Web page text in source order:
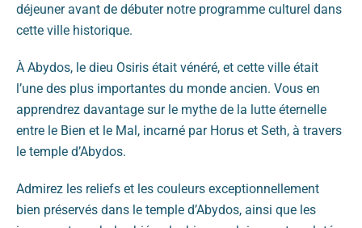
déjeuner avant de débuter notre programme culturel dans
cette ville historique.
À Abydos, le dieu Osiris était vénéré, et cette ville était
l’une des plus importantes du monde ancien. Vous en
apprendrez davantage sur le mythe de la lutte éternelle
entre le Bien et le Mal, incarné par Horus et Seth, à travers
le temple d’Abydos.
Admirez les reliefs et les couleurs exceptionnellement
bien préservés dans le temple d’Abydos, ainsi que les